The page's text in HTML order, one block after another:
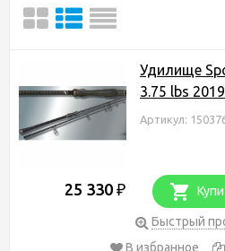
Удилище
3.75 lbs 2019
Артикул:
25 330 ₽
Быстрый
В избранное